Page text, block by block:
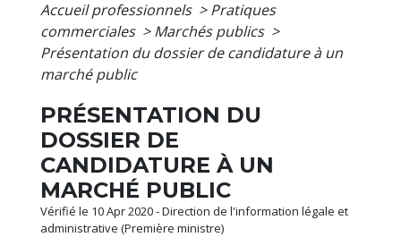
Accueil professionnels > Pratiques
commerciales > Marchés publics >
Présentation du dossier de candidature à un
marché public
PRÉSENTATION DU
DOSSIER DE
CANDIDATURE À UN
MARCHÉ PUBLIC
Vérifié le 10 Apr 2020 - Direction de l'information légale et
administrative (Première ministre)